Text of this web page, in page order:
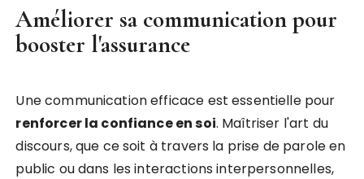
Améliorer sa communication pour
booster l'assurance
Une communication efficace est essentielle pour
renforcer la confiance en soi. Maîtriser l'art du
discours, que ce soit à travers la prise de parole en
public ou dans les interactions interpersonnelles,